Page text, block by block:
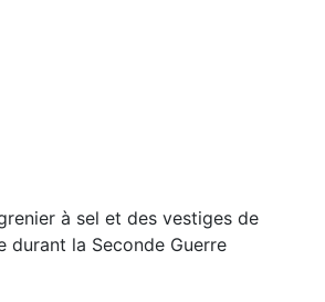
à sel et des vestiges de
durant la Seconde Guerre